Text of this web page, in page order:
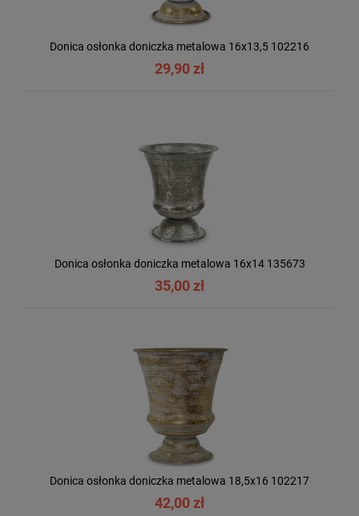
Donica osłonka doniczka metalowa 16x13,5 102216
29,90 zł
Donica osłonka doniczka metalowa 16x14 135673
35,00 zł
Donica osłonka doniczka metalowa 18,5x16 102217
42,00 zł